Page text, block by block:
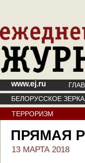
www.ej.ru
БЕЛОРУССКОЕ
ТЕРРОРИЗМ
ПРЯМАЯ
13 МАРТА 2018